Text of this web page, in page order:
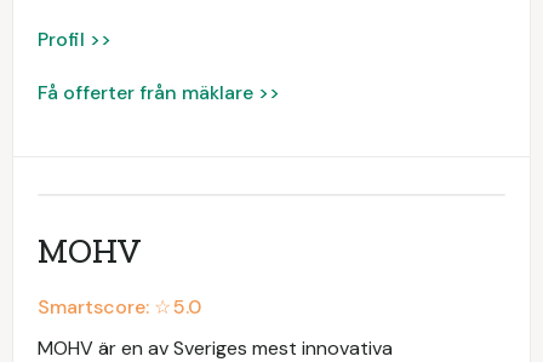
Profil >>
Få offerter från mäklare >>
MOHV
Smartscore: ☆5.0
MOHV är en av Sveriges mest innovativa